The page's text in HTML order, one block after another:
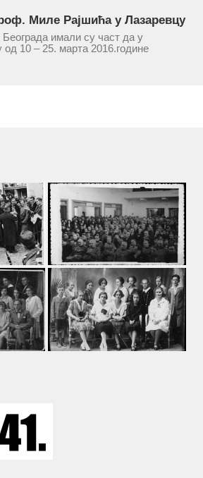
Миле Рајшића у Лазаревцу
имали су част да у
10 – 25. марта 2016.године